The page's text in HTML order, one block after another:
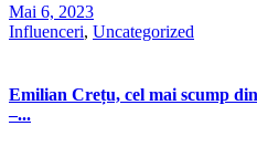
Mai 6, 2023
Influenceri, Uncategorized
Emilian Crețu, cel mai scump
–...